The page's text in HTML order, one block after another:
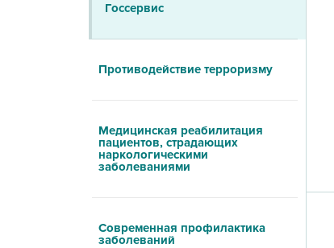
Госсервис
Противодействие терроризму
Медицинская реабилитация
пациентов, страдающих
наркологическими
заболеваниями
Современная профилактика
заболеваний